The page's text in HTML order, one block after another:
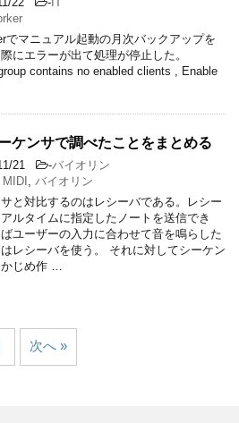
でマニュアル起動の月次バックアップを
にエラーが出て処理が停止した。
contains no enabled clients , Enable
ケンサで調べたことをまとめる
21 -バイオリン
MIDI
バイオリン
と対比するのはレシーバである。レシー
ルタイムに指定したノートを送信でき
ユーザーの入力に合わせて音を鳴らした
レシーバを使う。 それに対してシーケン
じめ作 …
次へ »